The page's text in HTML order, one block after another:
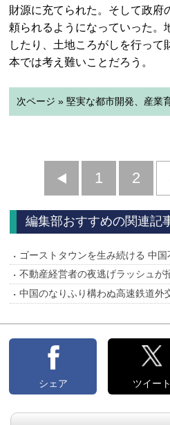
財源に充てられた。そして政府
頼られるようになっていった。
したり、土地ころがしを行って
本では考え難いことだろう。
次ページ » 堅実な都市開発、産業
前
へ
1 2
編集部おすすめの関連記
ゴーストタウンを生み続ける 中
不動産経営者の夜逃げラッシュが
中国のなりふり構わぬ高速鉄道外
シェア ツイート